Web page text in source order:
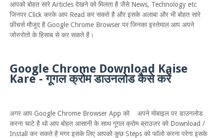
आपको बोहत सारे Articles देखने को मिलता है जैसे News, Technology etc
जिनपर Click करके आप Read कर सकते है और इसके अलाबा और भी बोहत सारे
फ़ीचर्स मौजूद है Google Chrome Browser पर जिनका इस्तेमाल आप अपने
जोरुरोतो के हिसाब से कर सकते है।
Google Chrome Download Kaise
Kare - गूगल क्रोम डाउनलोड कैसे करें
अगर आप Google Chrome Browser App को अपने मोबाइल पर डाउनलोड
करना चाटे है थो आप बोहत आसानी के साथ गूगल क्रोम ब्राउज़र को Download /
Install कर सकते है मगर इसके लिए आपको कुछ Steps को फॉलो करना परेगा इसके